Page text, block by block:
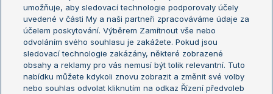
Sázkařský žebříček
Wimbledon
US Open
Turnaj mistrů
Turnaj mistryň
Aktualní trendy
umožňuje, aby sledovací technologie podporovaly účely
uvedené v části My a naši partneři zpracováváme údaje za
účelem poskytování. Výběrem Zamítnout vše nebo
odvoláním svého souhlasu je zakážete. Pokud jsou
sledovací technologie zakázány, některé zobrazené
obsahy a reklamy pro vás nemusí být tolik relevantní. Tuto
nabídku můžete kdykoli znovu zobrazit a změnit své volby
nebo souhlas odvolat kliknutím na odkaz Řízení předvoleb